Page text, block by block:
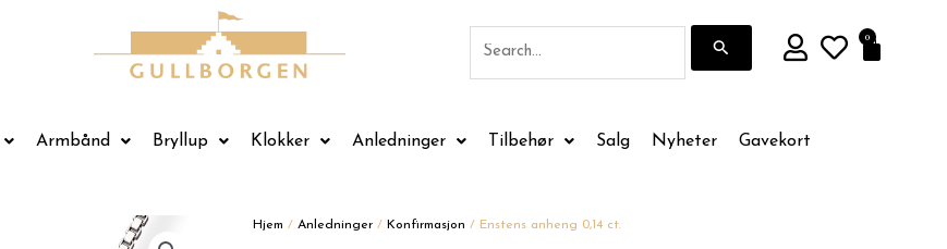
0
Armbånd Bryllup Klokker Anledninger Tilbehør Salg Nyheter Gavekort
Hjem / Anledninger / Konfirmasjon / Enstens anheng 0,14 ct.